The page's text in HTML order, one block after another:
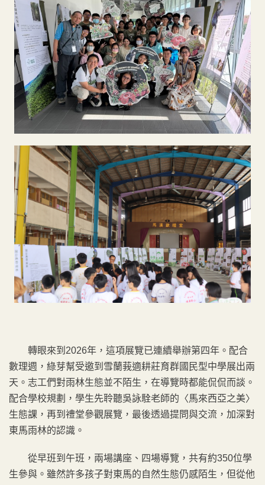
轉眼來到2026年，這項展覽已連續舉辦第四年。配合
數理週，綠芽幫受邀到雪蘭莪適耕莊育群國民型中學展出兩
天。志工們對雨林生態並不陌生，在導覽時都能侃侃而談。
配合學校規劃，學生先聆聽吳詠駩老師的〈馬來西亞之美〉
生態課，再到禮堂參觀展覽，最後透過提問與交流，加深對
東馬雨林的認識。
從早班到午班，兩場講座、四場導覽，共有約350位學
生參與。雖然許多孩子對東馬的自然生態仍感陌生，但從他